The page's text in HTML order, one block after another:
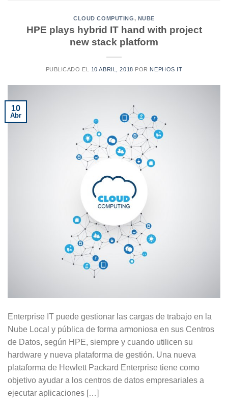
CLOUD COMPUTING, NUBE
HPE plays hybrid IT hand with project
new stack platform
PUBLICADO EL 10 ABRIL, 2018 POR NEPHOS IT
10
Abr
Enterprise IT puede gestionar las cargas de trabajo en la
Nube Local y pública de forma armoniosa en sus Centros
de Datos, según HPE, siempre y cuando utilicen su
hardware y nueva plataforma de gestión. Una nueva
plataforma de Hewlett Packard Enterprise tiene como
objetivo ayudar a los centros de datos empresariales a
ejecutar aplicaciones […]